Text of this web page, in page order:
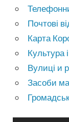
Почтові
Карта
Культура
Вулиці и
Засоби